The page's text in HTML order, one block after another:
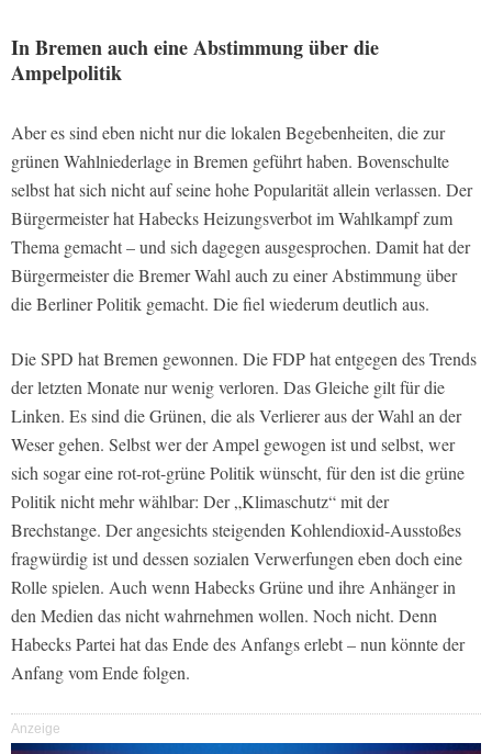
In Bremen auch eine Abstimmung über die
Ampelpolitik
Aber es sind eben nicht nur die lokalen Begebenheiten, die zur
grünen Wahlniederlage in Bremen geführt haben. Bovenschulte
selbst hat sich nicht auf seine hohe Popularität allein verlassen. Der
Bürgermeister hat Habecks Heizungsverbot im Wahlkampf zum
Thema gemacht – und sich dagegen ausgesprochen. Damit hat der
Bürgermeister die Bremer Wahl auch zu einer Abstimmung über
die Berliner Politik gemacht. Die fiel wiederum deutlich aus.
Die SPD hat Bremen gewonnen. Die FDP hat entgegen des Trends
der letzten Monate nur wenig verloren. Das Gleiche gilt für die
Linken. Es sind die Grünen, die als Verlierer aus der Wahl an der
Weser gehen. Selbst wer der Ampel gewogen ist und selbst, wer
sich sogar eine rot-rot-grüne Politik wünscht, für den ist die grüne
Politik nicht mehr wählbar: Der „Klimaschutz“ mit der
Brechstange. Der angesichts steigenden Kohlendioxid-Ausstoßes
fragwürdig ist und dessen sozialen Verwerfungen eben doch eine
Rolle spielen. Auch wenn Habecks Grüne und ihre Anhänger in
den Medien das nicht wahrnehmen wollen. Noch nicht. Denn
Habecks Partei hat das Ende des Anfangs erlebt – nun könnte der
Anfang vom Ende folgen.
Anzeige